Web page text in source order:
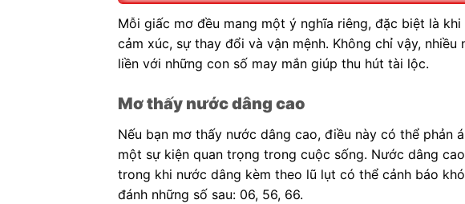
Mỗi giấc mơ đều mang một ý nghĩa riêng, đặc biệt là
cảm xúc, sự thay đổi và vận mệnh. Không chỉ vậy,
liền với những con số may mắn giúp thu hút tài lộc.
Mơ thấy nước dâng cao
Nếu bạn mơ thấy nước dâng cao, điều này có thể phản
một sự kiện quan trọng trong cuộc sống. Nước dâng
trong khi nước dâng kèm theo lũ lụt có thể cảnh báo
đánh những số sau: 06, 56, 66.